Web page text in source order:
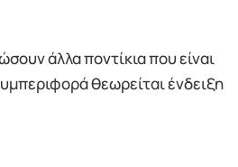
άλλα ποντίκια που είναι
θεωρείται ένδειξη